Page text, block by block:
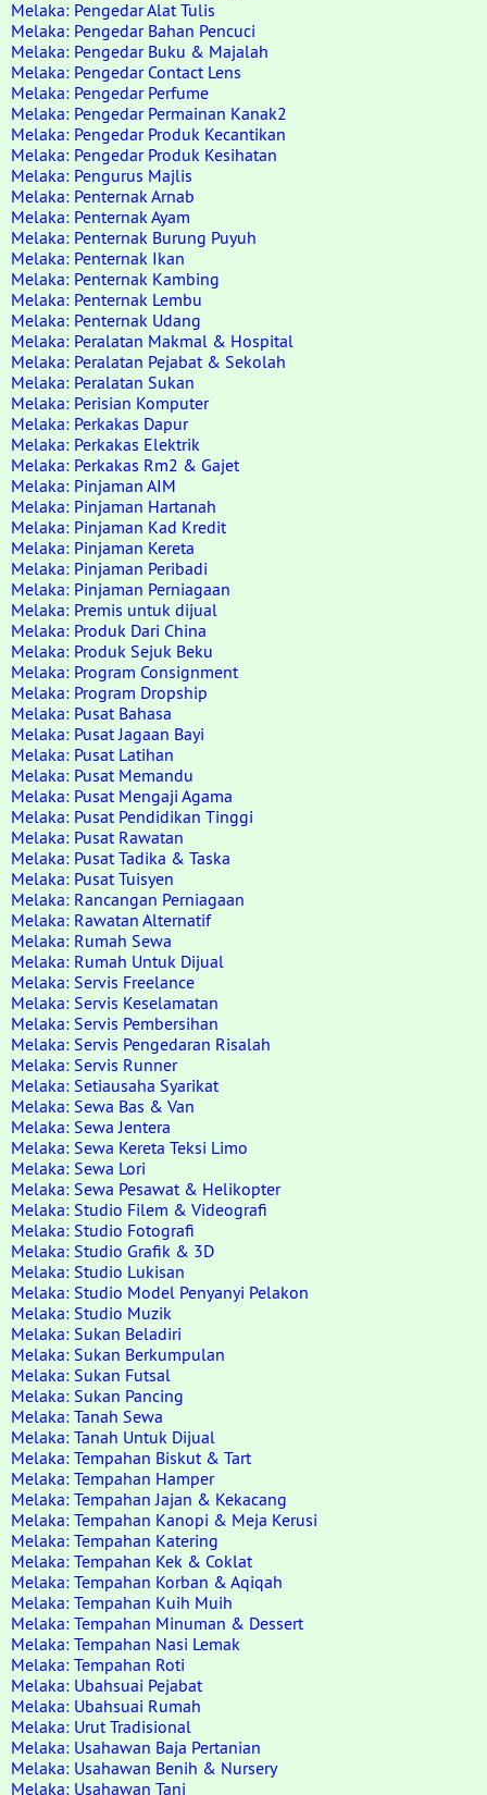
Melaka: Pengedar Alat Tulis
Melaka: Pengedar Bahan Pencuci
Melaka: Pengedar Buku & Majalah
Melaka: Pengedar Contact Lens
Melaka: Pengedar Perfume
Melaka: Pengedar Permainan Kanak2
Melaka: Pengedar Produk Kecantikan
Melaka: Pengedar Produk Kesihatan
Melaka: Pengurus Majlis
Melaka: Penternak Arnab
Melaka: Penternak Ayam
Melaka: Penternak Burung Puyuh
Melaka: Penternak Ikan
Melaka: Penternak Kambing
Melaka: Penternak Lembu
Melaka: Penternak Udang
Melaka: Peralatan Makmal & Hospital
Melaka: Peralatan Pejabat & Sekolah
Melaka: Peralatan Sukan
Melaka: Perisian Komputer
Melaka: Perkakas Dapur
Melaka: Perkakas Elektrik
Melaka: Perkakas Rm2 & Gajet
Melaka: Pinjaman AIM
Melaka: Pinjaman Hartanah
Melaka: Pinjaman Kad Kredit
Melaka: Pinjaman Kereta
Melaka: Pinjaman Peribadi
Melaka: Pinjaman Perniagaan
Melaka: Premis untuk dijual
Melaka: Produk Dari China
Melaka: Produk Sejuk Beku
Melaka: Program Consignment
Melaka: Program Dropship
Melaka: Pusat Bahasa
Melaka: Pusat Jagaan Bayi
Melaka: Pusat Latihan
Melaka: Pusat Memandu
Melaka: Pusat Mengaji Agama
Melaka: Pusat Pendidikan Tinggi
Melaka: Pusat Rawatan
Melaka: Pusat Tadika & Taska
Melaka: Pusat Tuisyen
Melaka: Rancangan Perniagaan
Melaka: Rawatan Alternatif
Melaka: Rumah Sewa
Melaka: Rumah Untuk Dijual
Melaka: Servis Freelance
Melaka: Servis Keselamatan
Melaka: Servis Pembersihan
Melaka: Servis Pengedaran Risalah
Melaka: Servis Runner
Melaka: Setiausaha Syarikat
Melaka: Sewa Bas & Van
Melaka: Sewa Jentera
Melaka: Sewa Kereta Teksi Limo
Melaka: Sewa Lori
Melaka: Sewa Pesawat & Helikopter
Melaka: Studio Filem & Videografi
Melaka: Studio Fotografi
Melaka: Studio Grafik & 3D
Melaka: Studio Lukisan
Melaka: Studio Model Penyanyi Pelakon
Melaka: Studio Muzik
Melaka: Sukan Beladiri
Melaka: Sukan Berkumpulan
Melaka: Sukan Futsal
Melaka: Sukan Pancing
Melaka: Tanah Sewa
Melaka: Tanah Untuk Dijual
Melaka: Tempahan Biskut & Tart
Melaka: Tempahan Hamper
Melaka: Tempahan Jajan & Kekacang
Melaka: Tempahan Kanopi & Meja Kerusi
Melaka: Tempahan Katering
Melaka: Tempahan Kek & Coklat
Melaka: Tempahan Korban & Aqiqah
Melaka: Tempahan Kuih Muih
Melaka: Tempahan Minuman & Dessert
Melaka: Tempahan Nasi Lemak
Melaka: Tempahan Roti
Melaka: Ubahsuai Pejabat
Melaka: Ubahsuai Rumah
Melaka: Urut Tradisional
Melaka: Usahawan Baja Pertanian
Melaka: Usahawan Benih & Nursery
Melaka: Usahawan Tani